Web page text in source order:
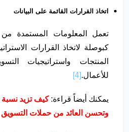
اتخاذ القرارات القائمة على البيانات
تعمل المعلومات المستمدة من
كبوصلة لاتخاذ القرارات
المنتجات واستراتيجيات
للأعمال.[4]
يمكنك أيضاً قراءة:كيف تزيد نسبة
وتحسن العائد من حملات التسويق